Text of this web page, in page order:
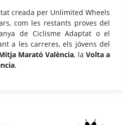
creada per Unlimited Wheels
com les restants proves del
de Ciclisme Adaptat o el
a les carreres, els jóvens del
Marató València, laVolta a
.